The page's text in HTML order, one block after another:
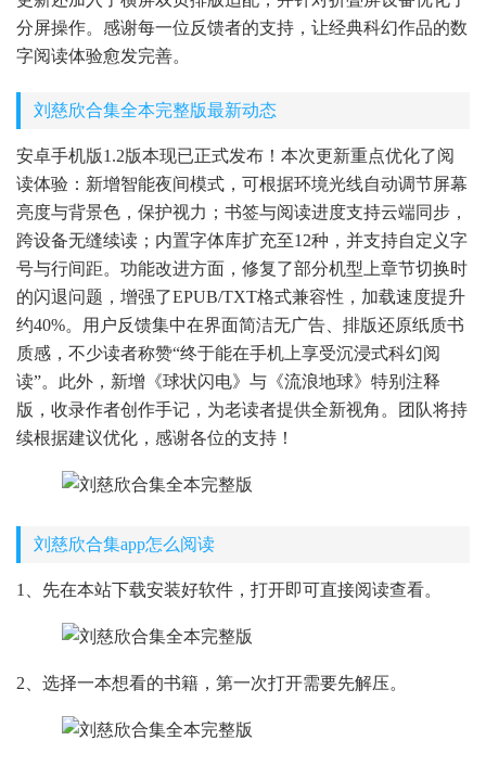
分屏操作。感谢每一位反馈者的支持，让经典科幻作品的数
字阅读体验愈发完善。
刘慈欣合集全本完整版最新动态
安卓手机版1.2版本现已正式发布！本次更新重点优化了阅
读体验：新增智能夜间模式，可根据环境光线自动调节屏幕
亮度与背景色，保护视力；书签与阅读进度支持云端同步，
跨设备无缝续读；内置字体库扩充至12种，并支持自定义字
号与行间距。功能改进方面，修复了部分机型上章节切换时
的闪退问题，增强了EPUB/TXT格式兼容性，加载速度提升
约40%。用户反馈集中在界面简洁无广告、排版还原纸质书
质感，不少读者称赞“终于能在手机上享受沉浸式科幻阅
读”。此外，新增《球状闪电》与《流浪地球》特别注释
版，收录作者创作手记，为老读者提供全新视角。团队将持
续根据建议优化，感谢各位的支持！
刘慈欣合集app怎么阅读
1、先在本站下载安装好软件，打开即可直接阅读查看。
2、选择一本想看的书籍，第一次打开需要先解压。